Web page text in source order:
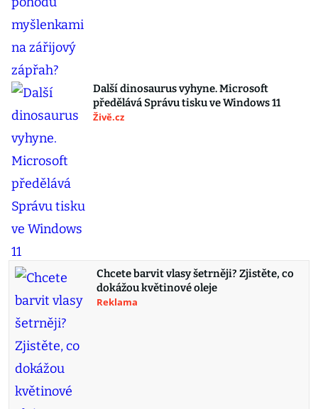
Další dinosaurus vyhyne. Microsoft
předělává Správu tisku ve Windows 11
Živě.cz
Chcete barvit vlasy šetrněji? Zjistěte, co
dokážou květinové oleje
Reklama